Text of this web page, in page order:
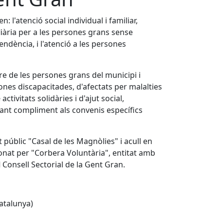
l'atenció social individual i familiar,
per a les persones grans sense
i l'atenció a les persones
de les persones grans del municipi i
discapacitades, d'afectats per malalties
solidàries i d'ajut social,
compliment als convenis específics
"Casal de les Magnòlies" i acull en
per "Corbera Voluntària", entitat amb
Sectorial de la Gent Gran.